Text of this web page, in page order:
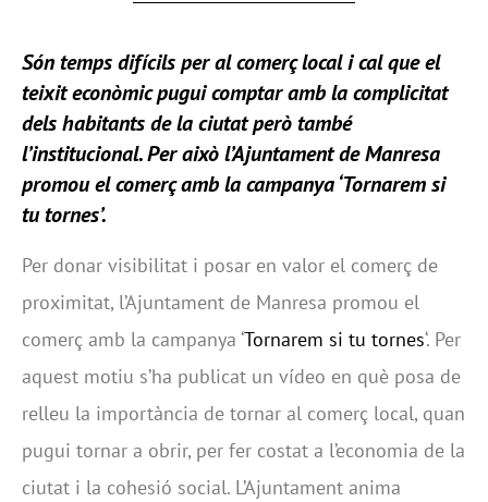
Són temps difícils per al comerç local i cal que el
teixit econòmic pugui comptar amb la complicitat
dels habitants de la ciutat però també
l’institucional. Per això l’Ajuntament deManresa
promou el comerç amb la campanya ‘Tornarem si
tu tornes’.
Per donar visibilitat i posar en valor el comerç de
proximitat, l’Ajuntament de Manresa promou el
comerç amb la campanya ‘Tornarem si tu tornes‘. Per
aquest motiu s’ha publicat un vídeo en què posa de
relleu la importància de tornar al comerç local, quan
pugui tornar a obrir, per fer costat a l’economia de la
ciutat i la cohesió social. L’Ajuntament anima